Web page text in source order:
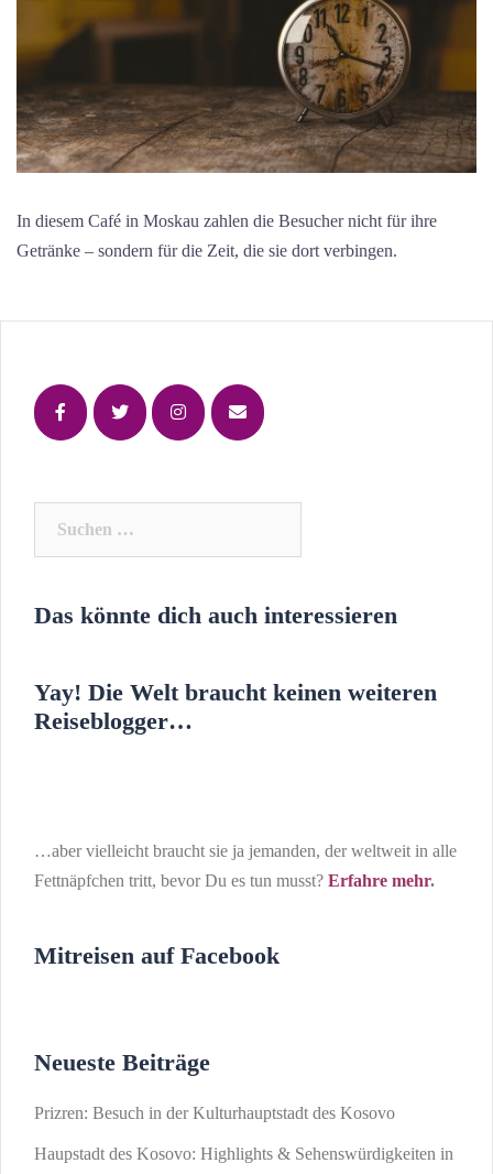
In diesem Café in Moskau zahlen die Besucher nicht für ihre
Getränke – sondern für die Zeit, die sie dort verbingen.
Das könnte dich auch interessieren
Yay! Die Welt braucht keinen weiteren
Reiseblogger…
…aber vielleicht braucht sie ja jemanden, der weltweit in alle
Fettnäpfchen tritt, bevor Du es tun musst? Erfahre mehr.
Mitreisen auf Facebook
Neueste Beiträge
Prizren: Besuch in der Kulturhauptstadt des Kosovo
Haupstadt des Kosovo: Highlights & Sehenswürdigkeiten in